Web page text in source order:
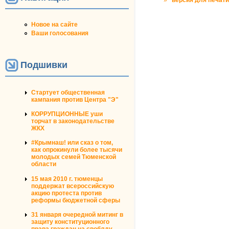
Новое на сайте
Ваши голосования
Подшивки
Стартует общественная
кампания против Центра "Э"
КОРРУПЦИОННЫЕ уши
торчат в законодательстве
ЖКХ
#Крымнаш! или сказ о том,
как опрокинули более тысячи
молодых семей Тюменской
области
15 мая 2010 г. тюменцы
поддержат всероссийскую
акцию протеста против
реформы бюджетной сферы
31 января очередной митинг в
защиту конституционного